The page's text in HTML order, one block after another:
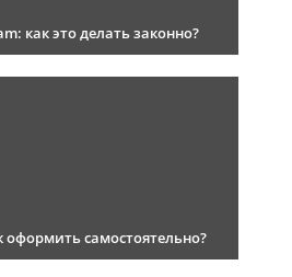
как это делать законно?
оформить самостоятельно?